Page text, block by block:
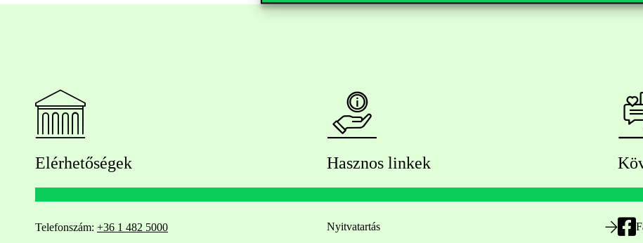
Elérhetőségek
Telefonszám: +36 1 482 5000
Hasznos linkek
Nyitvatartás